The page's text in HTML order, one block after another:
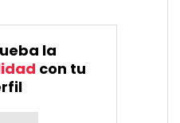
la
con tu